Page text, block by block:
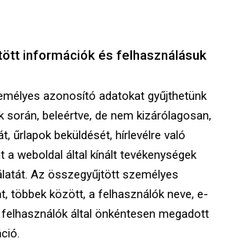
információk és felhasználásuk
azonosító adatokat gyűjthetünk
során, beleértve, de nem kizárólagosan,
űrlapok beküldését, hírlevélre való
a weboldal által kínált tevékenységek
Az összegyűjtött személyes
többek között, a felhasználók neve, e-
által önkéntesen megadott